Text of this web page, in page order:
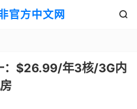
官方中文网 
$26.99/年3核/3G内